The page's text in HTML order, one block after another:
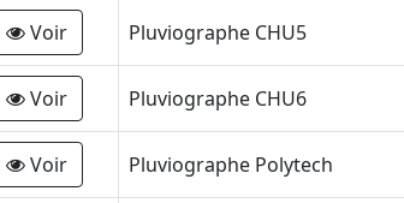
Voir Pluviographe CHU5
Voir Pluviographe CHU6
Voir Pluviographe Polytech